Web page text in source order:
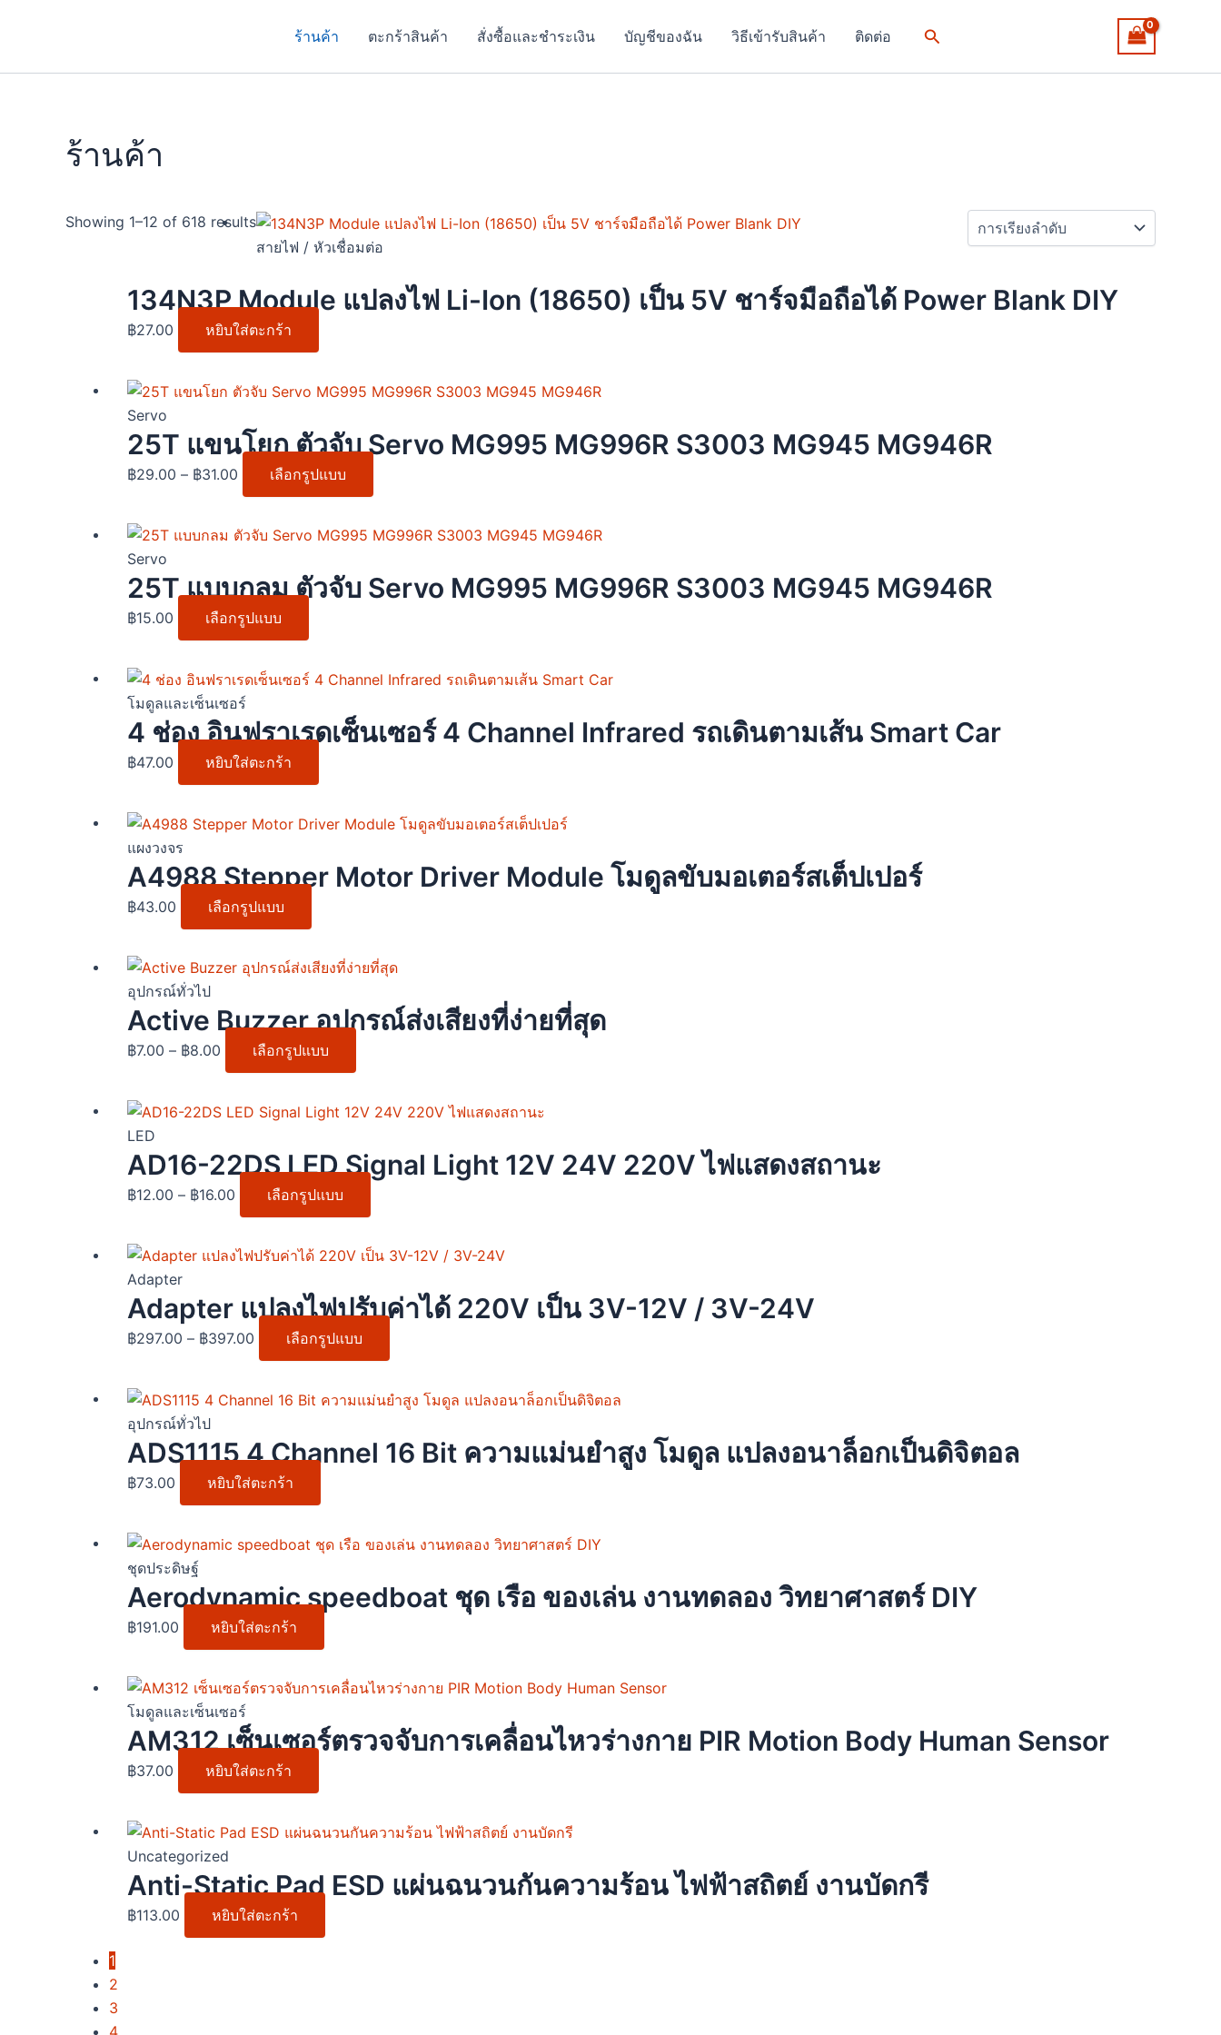
ร้านค้า ตะกร้าสินค้า สั่งซื้อและชำระเงิน บัญชีของฉัน วิธีเข้ารับสินค้า ติดต่อ Search
ร้านค้า
Showing 1–12 of 618 results
สายไฟ / หัวเชื่อมต่อ
134N3P Module แปลงไฟ Li-Ion (18650) เป็น 5V ชาร์จมือถือได้ Power Blank DIY
฿27.00 หยิบใส่ตะกร้า
Servo
25T แขนโยก ตัวจับ Servo MG995 MG996R S3003 MG945 MG946R
฿29.00 – ฿31.00
Price
฿29.00
through
฿31.00
เลือกรูปแบบ
This
has
multiple
options
be
chosen
product
Servo
25T แบบกลม ตัวจับ Servo MG995 MG996R S3003 MG945 MG946R
฿15.00 เลือกรูปแบบ
This
has
multiple
options
be
chosen
product
โมดูลและเซ็นเซอร์
4 ช่อง อินฟราเรดเซ็นเซอร์ 4 Channel Infrared รถเดินตามเส้น Smart Car
฿47.00 หยิบใส่ตะกร้า
แผงวงจร
A4988 Stepper Motor Driver Module โมดูลขับมอเตอร์สเต็ปเปอร์
฿43.00 เลือกรูปแบบ
This
has
multiple
options
be
chosen
on
product
อุปกรณ์ทั่วไป
Active Buzzer อุปกรณ์ส่งเสียงที่ง่ายที่สุด
฿7.00 – ฿8.00
Price
฿7.00
through
฿8.00
เลือกรูปแบบ
This
has
multiple
options
be
chosen
product
LED
AD16-22DS LED Signal Light 12V 24V 220V ไฟแสดงสถานะ
฿12.00 – ฿16.00
Price
฿12.00
through
฿16.00
เลือกรูปแบบ
This
has
multiple
options
be
chosen
product
Adapter
Adapter แปลงไฟปรับค่าได้ 220V เป็น 3V-12V / 3V-24V
฿297.00 – ฿397.00
Price
฿297.00
through
฿397.00
เลือกรูปแบบ
This
has
multiple
options
be
chosen
product
อุปกรณ์ทั่วไป
ADS1115 4 Channel 16 Bit ความแม่นยำสูง โมดูล แปลงอนาล็อกเป็นดิจิตอล
฿73.00 หยิบใส่ตะกร้า
ชุดประดิษฐ์
Aerodynamic speedboat ชุด เรือ ของเล่น งานทดลอง วิทยาศาสตร์ DIY
฿191.00 หยิบใส่ตะกร้า
โมดูลและเซ็นเซอร์
AM312 เซ็นเซอร์ตรวจจับการเคลื่อนไหวร่างกาย PIR Motion Body Human Sensor
฿37.00 หยิบใส่ตะกร้า
Uncategorized
Anti-Static Pad ESD แผ่นฉนวนกันความร้อน ไฟฟ้าสถิตย์ งานบัดกรี
฿113.00 หยิบใส่ตะกร้า
1
2
3